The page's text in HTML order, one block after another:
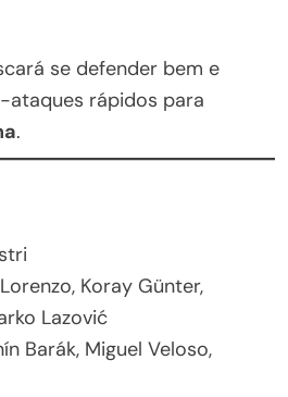
se defender bem e
rápidos para
.
Koray Günter,
Lazović
Barák, Miguel Veloso,